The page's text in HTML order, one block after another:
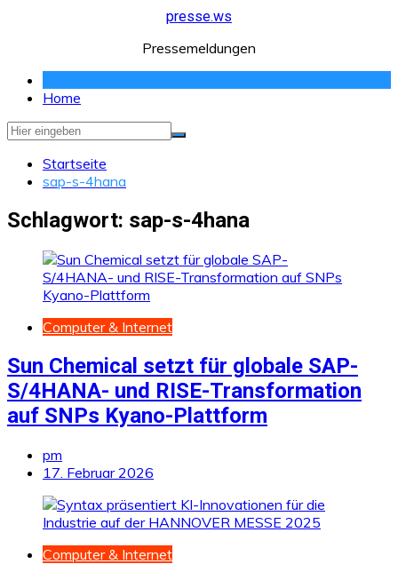
presse.ws
Pressemeldungen
Home
Startseite
sap-s-4hana
Schlagwort: sap-s-4hana
Computer & Internet
Sun Chemical setzt für globale SAP-
S/4HANA- und RISE-Transformation
auf SNPs Kyano-Plattform
pm
17. Februar 2026
Computer & Internet